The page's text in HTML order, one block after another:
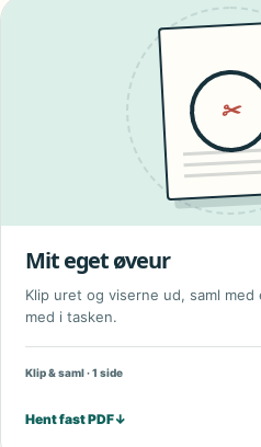
✂
Mit eget øveur
Klip uret og viserne ud, saml
med i tasken.
Klip & saml · 1 side
Hent fast PDF↓